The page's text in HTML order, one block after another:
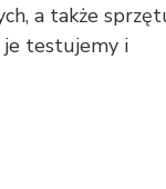
a także
je testujemy i